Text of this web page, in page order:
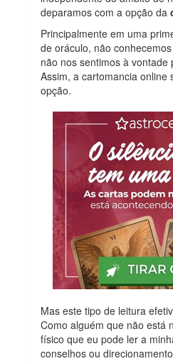
deparamos com a opção da
Principalmente em uma
de oráculo, não
não nos sentimos à vontade
Assim, a cartomancia online
opção.
Mas este tipo de leitura
Como alguém que não está
físico que eu pode ler a
conselhos ou